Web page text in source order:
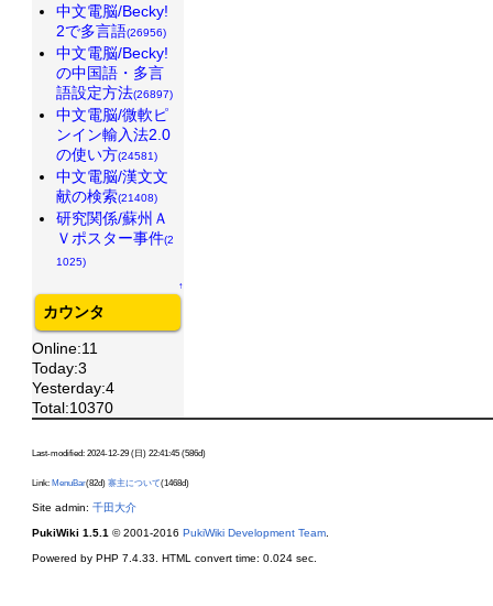
中文電脳/Becky!
2で多言語(26956)
中文電脳/Becky!
の中国語・多言
語設定方法(26897)
中文電脳/微軟ピ
ンイン輸入法2.0
の使い方(24581)
中文電脳/漢文文
献の検索(21408)
研究関係/蘇州Ａ
Ｖポスター事件(2
1025)
↑
カウンタ
Online:11
Today:3
Yesterday:4
Total:10370
Last-modified: 2024-12-29 (日) 22:41:45 (586d)
Link: MenuBar(82d) 寨主について(1468d)
Site admin: 千田大介
PukiWiki 1.5.1 © 2001-2016 PukiWiki Development Team.
Powered by PHP 7.4.33. HTML convert time: 0.024 sec.